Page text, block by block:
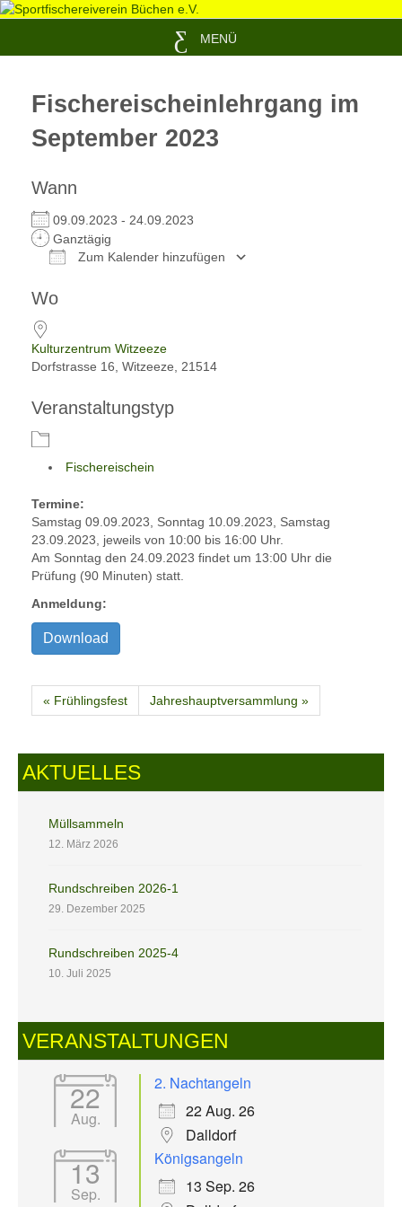
MENÜ
Fischereischeinlehrgang im
September 2023
Wann
09.09.2023 - 24.09.2023
Ganztägig
Zum Kalender hinzufügen
Wo
Kulturzentrum Witzeeze
Dorfstrasse 16, Witzeeze, 21514
Veranstaltungstyp
Fischereischein
Termine:
Samstag 09.09.2023, Sonntag 10.09.2023, Samstag
23.09.2023, jeweils von 10:00 bis 16:00 Uhr.
Am Sonntag den 24.09.2023 findet um 13:00 Uhr die
Prüfung (90 Minuten) statt.
Anmeldung:
Download
« Frühlingsfest Jahreshauptversammlung »
AKTUELLES
Müllsammeln
12. März 2026
Rundschreiben 2026-1
29. Dezember 2025
Rundschreiben 2025-4
10. Juli 2025
VERANSTALTUNGEN
22
Aug.
2. Nachtangeln
22 Aug. 26
Dalldorf
13
Sep.
Königsangeln
13 Sep. 26